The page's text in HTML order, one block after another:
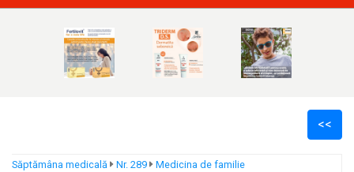
<<
Săptămâna medicală Nr. 289 Medicina de familie